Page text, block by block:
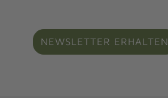
NEWSLETTER ERHALTEN